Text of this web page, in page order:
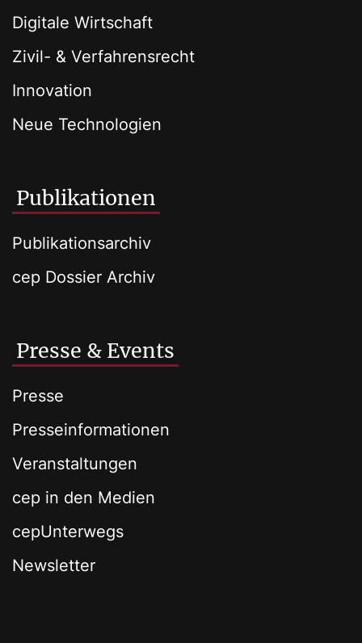
Digitale Wirtschaft
Zivil- & Verfahrensrecht
Innovation
Neue Technologien
Publikationen
Publikationsarchiv
cep Dossier Archiv
Presse & Events
Presse
Presseinformationen
Veranstaltungen
cep in den Medien
cepUnterwegs
Newsletter